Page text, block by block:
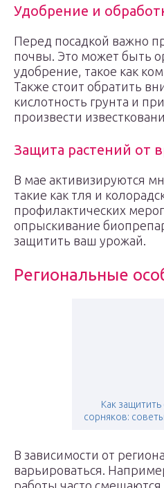
Удобрение и
Перед посадкой важно
почвы. Это может быть
удобрение, такое как
Также стоит обратить
кислотность грунта и
произвести
Защита растений от
В мае активизируются
такие как тля и
профилактических
опрыскивание
защитить ваш урожай.
Региональные
Как
сорняков:
В зависимости от
варьироваться.
работы часто